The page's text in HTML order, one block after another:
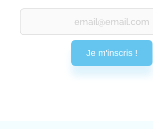
Je m'inscris !